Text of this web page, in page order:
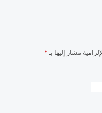
مشار إليها بـ *